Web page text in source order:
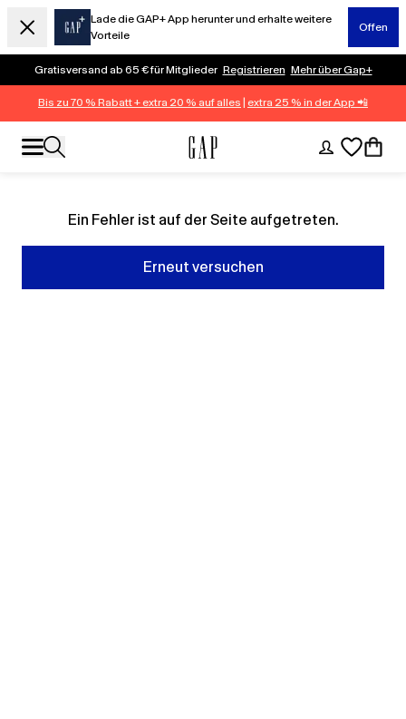
Lade die GAP+ App herunter und erhalte weitere
Vorteile
Offen
Gratisversand ab 65 € für Mitglieder Registrieren Mehr über Gap+
Bis zu 70 % Rabatt + extra 20 % auf alles extra 25 % in der App 📲
Ein Fehler ist auf der Seite aufgetreten.
Erneut versuchen